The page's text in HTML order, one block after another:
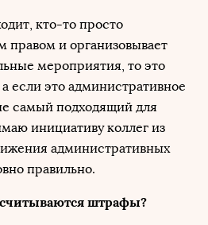
кто-то просто
правом и организовывает
мероприятия, то это
если это административное
самый подходящий для
инициативу коллег из
административных
правильно.
штрафы?